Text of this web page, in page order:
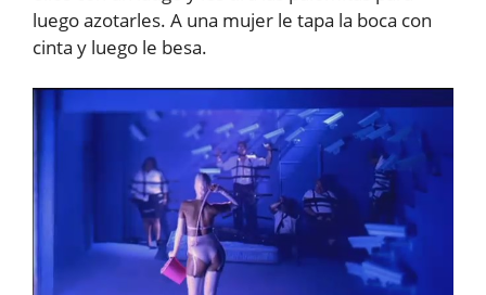
luego azotarles. A una mujer le tapa la boca con
cinta y luego le besa.